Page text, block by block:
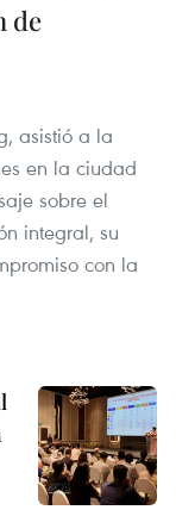
de
asistió a la
en la ciudad
sobre el
integral, su
con la